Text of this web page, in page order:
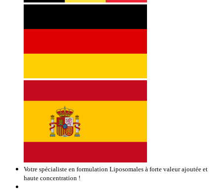
Votre spécialiste en formulation Liposomales à forte valeur ajoutée et
haute concentration !